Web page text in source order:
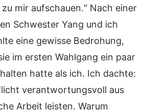
mir aufschauen.“ Nach einer
Schwester Yang und ich
eine gewisse Bedrohung,
im ersten Wahlgang ein paar
hatte als ich. Ich dachte:
verantwortungsvoll aus
Arbeit leisten. Warum